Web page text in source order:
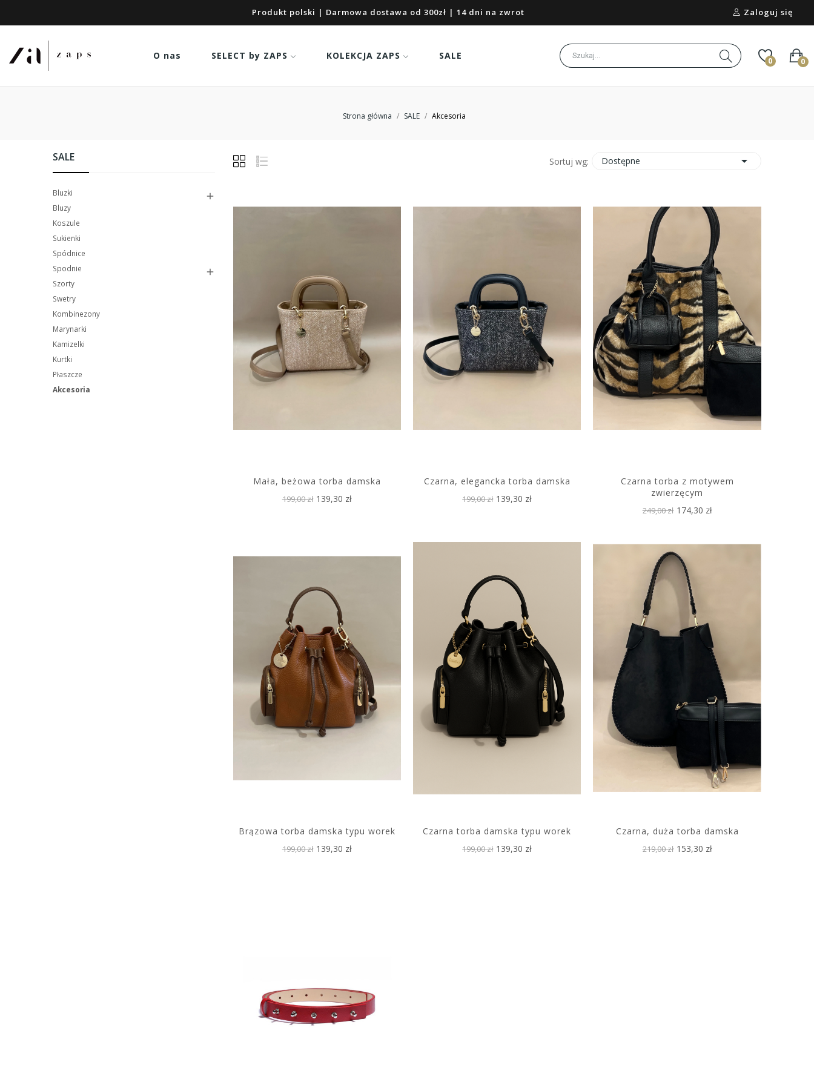
Produkt polski | Darmowa dostawa od 300zł | 14 dni na zwrot Zaloguj się
O nas SELECT by ZAPS KOLEKCJA ZAPS SALE 0 0
Strona główna SALE Akcesoria
SALE
Bluzki 
Bluzy
Koszule
Sukienki
Spódnice
Spodnie

Szorty
Swetry
Kombinezony
Marynarki
Kamizelki
Kurtki
Płaszcze
Akcesoria
Sortuj wg: Dostępne 
Mała, beżowa torba damska
199,00 zł 139,30 zł
Czarna, elegancka torba damska
199,00 zł 139,30 zł
Czarna torba z motywem
zwierzęcym
249,00 zł 174,30 zł
Brązowa torba damska typu worek
199,00 zł 139,30 zł
Czarna torba damska typu worek
199,00 zł 139,30 zł
Czarna, duża torba damska
219,00 zł 153,30 zł